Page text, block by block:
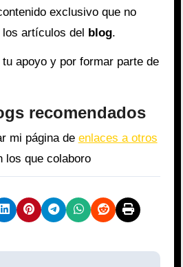
exclusivo que no
artículos del blog.
apoyo y por formar parte de
recomendados
mi página de enlaces a otros
los que colaboro